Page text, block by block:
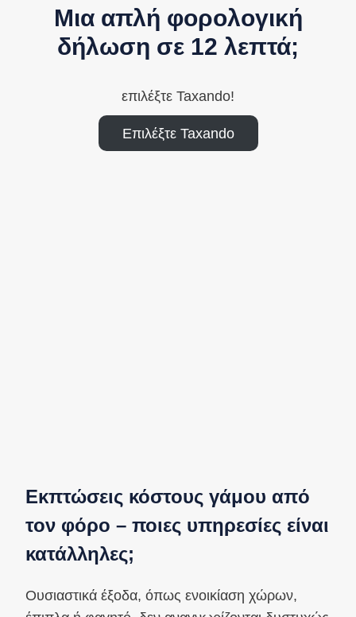
Μια απλή φορολογική
δήλωση σε 12 λεπτά;
επιλέξτε Taxando!
Επιλέξτε Taxando
Εκπτώσεις κόστους γάμου από
τον φόρο – ποιες υπηρεσίες είναι
κατάλληλες;
Ουσιαστικά έξοδα, όπως ενοικίαση χώρων,